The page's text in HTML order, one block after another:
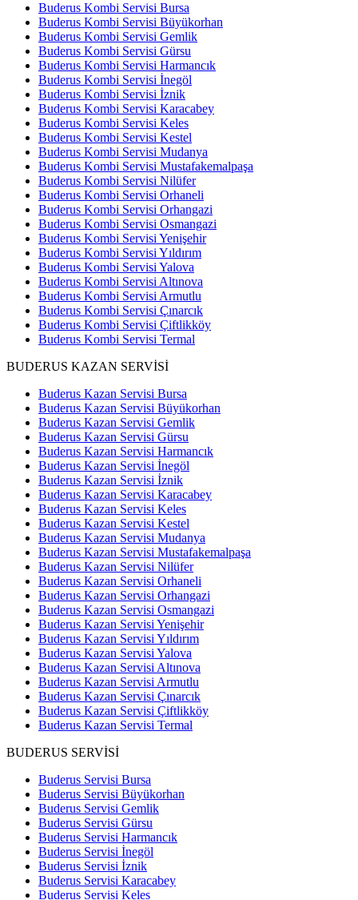
Buderus Kombi Servisi Bursa
Buderus Kombi Servisi Büyükorhan
Buderus Kombi Servisi Gemlik
Buderus Kombi Servisi Gürsu
Buderus Kombi Servisi Harmancık
Buderus Kombi Servisi İnegöl
Buderus Kombi Servisi İznik
Buderus Kombi Servisi Karacabey
Buderus Kombi Servisi Keles
Buderus Kombi Servisi Kestel
Buderus Kombi Servisi Mudanya
Buderus Kombi Servisi Mustafakemalpaşa
Buderus Kombi Servisi Nilüfer
Buderus Kombi Servisi Orhaneli
Buderus Kombi Servisi Orhangazi
Buderus Kombi Servisi Osmangazi
Buderus Kombi Servisi Yenişehir
Buderus Kombi Servisi Yıldırım
Buderus Kombi Servisi Yalova
Buderus Kombi Servisi Altınova
Buderus Kombi Servisi Armutlu
Buderus Kombi Servisi Çınarcık
Buderus Kombi Servisi Çiftlikköy
Buderus Kombi Servisi Termal
BUDERUS KAZAN SERVİSİ
Buderus Kazan Servisi Bursa
Buderus Kazan Servisi Büyükorhan
Buderus Kazan Servisi Gemlik
Buderus Kazan Servisi Gürsu
Buderus Kazan Servisi Harmancık
Buderus Kazan Servisi İnegöl
Buderus Kazan Servisi İznik
Buderus Kazan Servisi Karacabey
Buderus Kazan Servisi Keles
Buderus Kazan Servisi Kestel
Buderus Kazan Servisi Mudanya
Buderus Kazan Servisi Mustafakemalpaşa
Buderus Kazan Servisi Nilüfer
Buderus Kazan Servisi Orhaneli
Buderus Kazan Servisi Orhangazi
Buderus Kazan Servisi Osmangazi
Buderus Kazan Servisi Yenişehir
Buderus Kazan Servisi Yıldırım
Buderus Kazan Servisi Yalova
Buderus Kazan Servisi Altınova
Buderus Kazan Servisi Armutlu
Buderus Kazan Servisi Çınarcık
Buderus Kazan Servisi Çiftlikköy
Buderus Kazan Servisi Termal
BUDERUS SERVİSİ
Buderus Servisi Bursa
Buderus Servisi Büyükorhan
Buderus Servisi Gemlik
Buderus Servisi Gürsu
Buderus Servisi Harmancık
Buderus Servisi İnegöl
Buderus Servisi İznik
Buderus Servisi Karacabey
Buderus Servisi Keles